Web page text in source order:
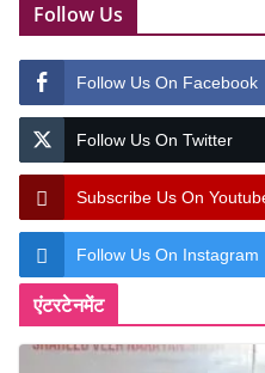
Follow Us
Follow Us On Facebook
Follow Us On Twitter
Subscribe Us On
Follow Us On Instagram
एंटरटेनमेंट